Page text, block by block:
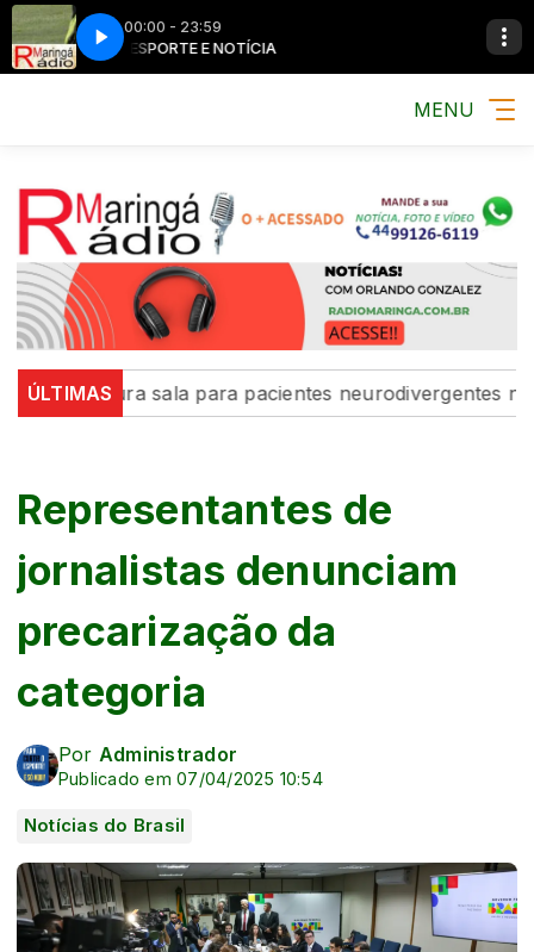
00:00 - 23:59
MÚSICA, ESPORTE E NOTÍCIA MÚSICA,
MENU
ÚLTIMASsala para pacientes neurodivergentes na UBS
Representantes de
jornalistas denunciam
precarização da
categoria
Por Administrador
Publicado em 07/04/2025 10:54
Notícias do Brasil